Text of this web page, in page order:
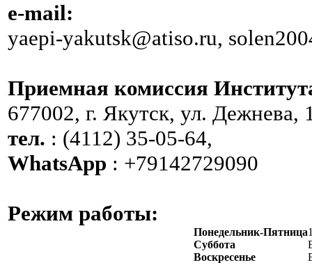
e-mail:
yaepi-yakutsk@atiso.ru,
Приемная комиссия
677002, г. Якутск, ул. Дежнева,
тел. : (4112) 35-05-64,
WhatsApp : +79142729090
Режим работы:
Понедельник-Пятница
Суббота
Воскресенье